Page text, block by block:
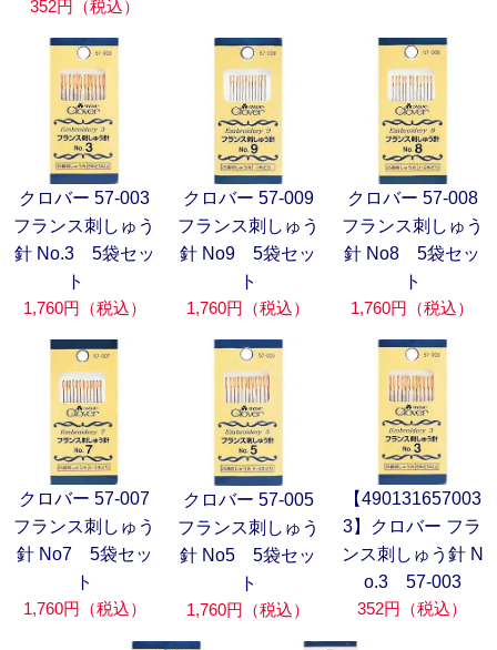
352円（税込）
クロバー 57-003
フランス刺しゅう
針 No.3 5袋セッ
ト
1,760円（税込）
クロバー 57-009
フランス刺しゅう
針 No9 5袋セッ
ト
1,760円（税込）
クロバー 57-008
フランス刺しゅう
針 No8 5袋セッ
ト
1,760円（税込）
クロバー 57-007
フランス刺しゅう
針 No7 5袋セッ
ト
1,760円（税込）
クロバー 57-005
フランス刺しゅう
針 No5 5袋セッ
ト
1,760円（税込）
【490131657003
3】クロバー フラ
ンス刺しゅう針 N
o.3 57-003
352円（税込）